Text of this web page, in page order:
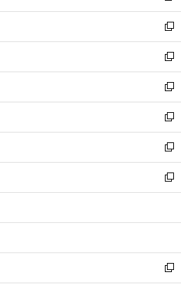
ウ
で
開
く
ン
ド
ウ
で
開
く
ウ
ィ
ン
ド
ウ
で
開
く
し
い
ウ
ィ
ン
ド
ウ
で
開
く
新
し
い
ウ
ィ
ン
ド
ウ
で
開
く
新
し
い
ウ
ィ
ン
ド
ウ
で
開
新
し
い
ウ
ィ
ン
ド
ウ
開
新
し
い
ウ
ィ
ン
ウ
開
く
新
し
い
ウ
ン
ウ
で
新
し
ウ
ン
ド
新